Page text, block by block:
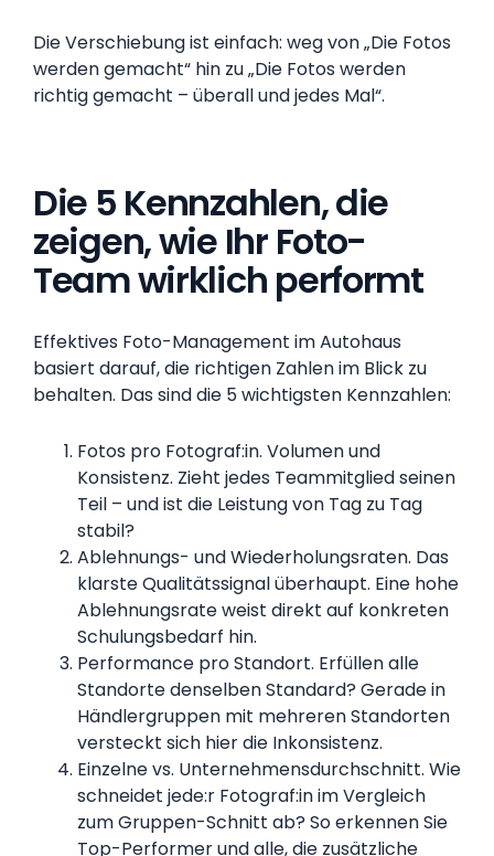
Die Verschiebung ist einfach: weg von „Die Fotos
werden gemacht“ hin zu „Die Fotos werden
richtig gemacht – überall und jedes Mal“.
Die 5 Kennzahlen, die
zeigen, wie Ihr Foto-
Team wirklich performt
Effektives Foto-Management im Autohaus
basiert darauf, die richtigen Zahlen im Blick zu
behalten. Das sind die 5 wichtigsten Kennzahlen:
Fotos pro Fotograf:in. Volumen und
Konsistenz. Zieht jedes Teammitglied seinen
Teil – und ist die Leistung von Tag zu Tag
stabil?
Ablehnungs- und Wiederholungsraten. Das
klarste Qualitätssignal überhaupt. Eine hohe
Ablehnungsrate weist direkt auf konkreten
Schulungsbedarf hin.
Performance pro Standort. Erfüllen alle
Standorte denselben Standard? Gerade in
Händlergruppen mit mehreren Standorten
versteckt sich hier die Inkonsistenz.
Einzelne vs. Unternehmensdurchschnitt. Wie
schneidet jede:r Fotograf:in im Vergleich
zum Gruppen-Schnitt ab? So erkennen Sie
Top-Performer und alle, die zusätzliche